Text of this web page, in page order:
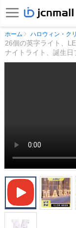
ホーム ハロウィン・ク
26個の英字ライト、
ナイトライト、誕生日